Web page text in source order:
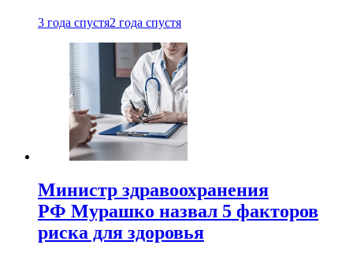
3 года спустя2 года спустя
Министр здравоохранения
РФ Мурашко назвал 5 факторов
риска для здоровья